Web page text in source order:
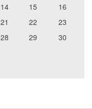
14 15
16
21 22
23
28 29
30